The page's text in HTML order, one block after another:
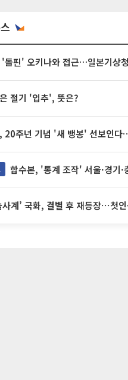
절기 '입추', 뜻은?
합수본, '통계 조작' 서울·경기·충북 선관위 등